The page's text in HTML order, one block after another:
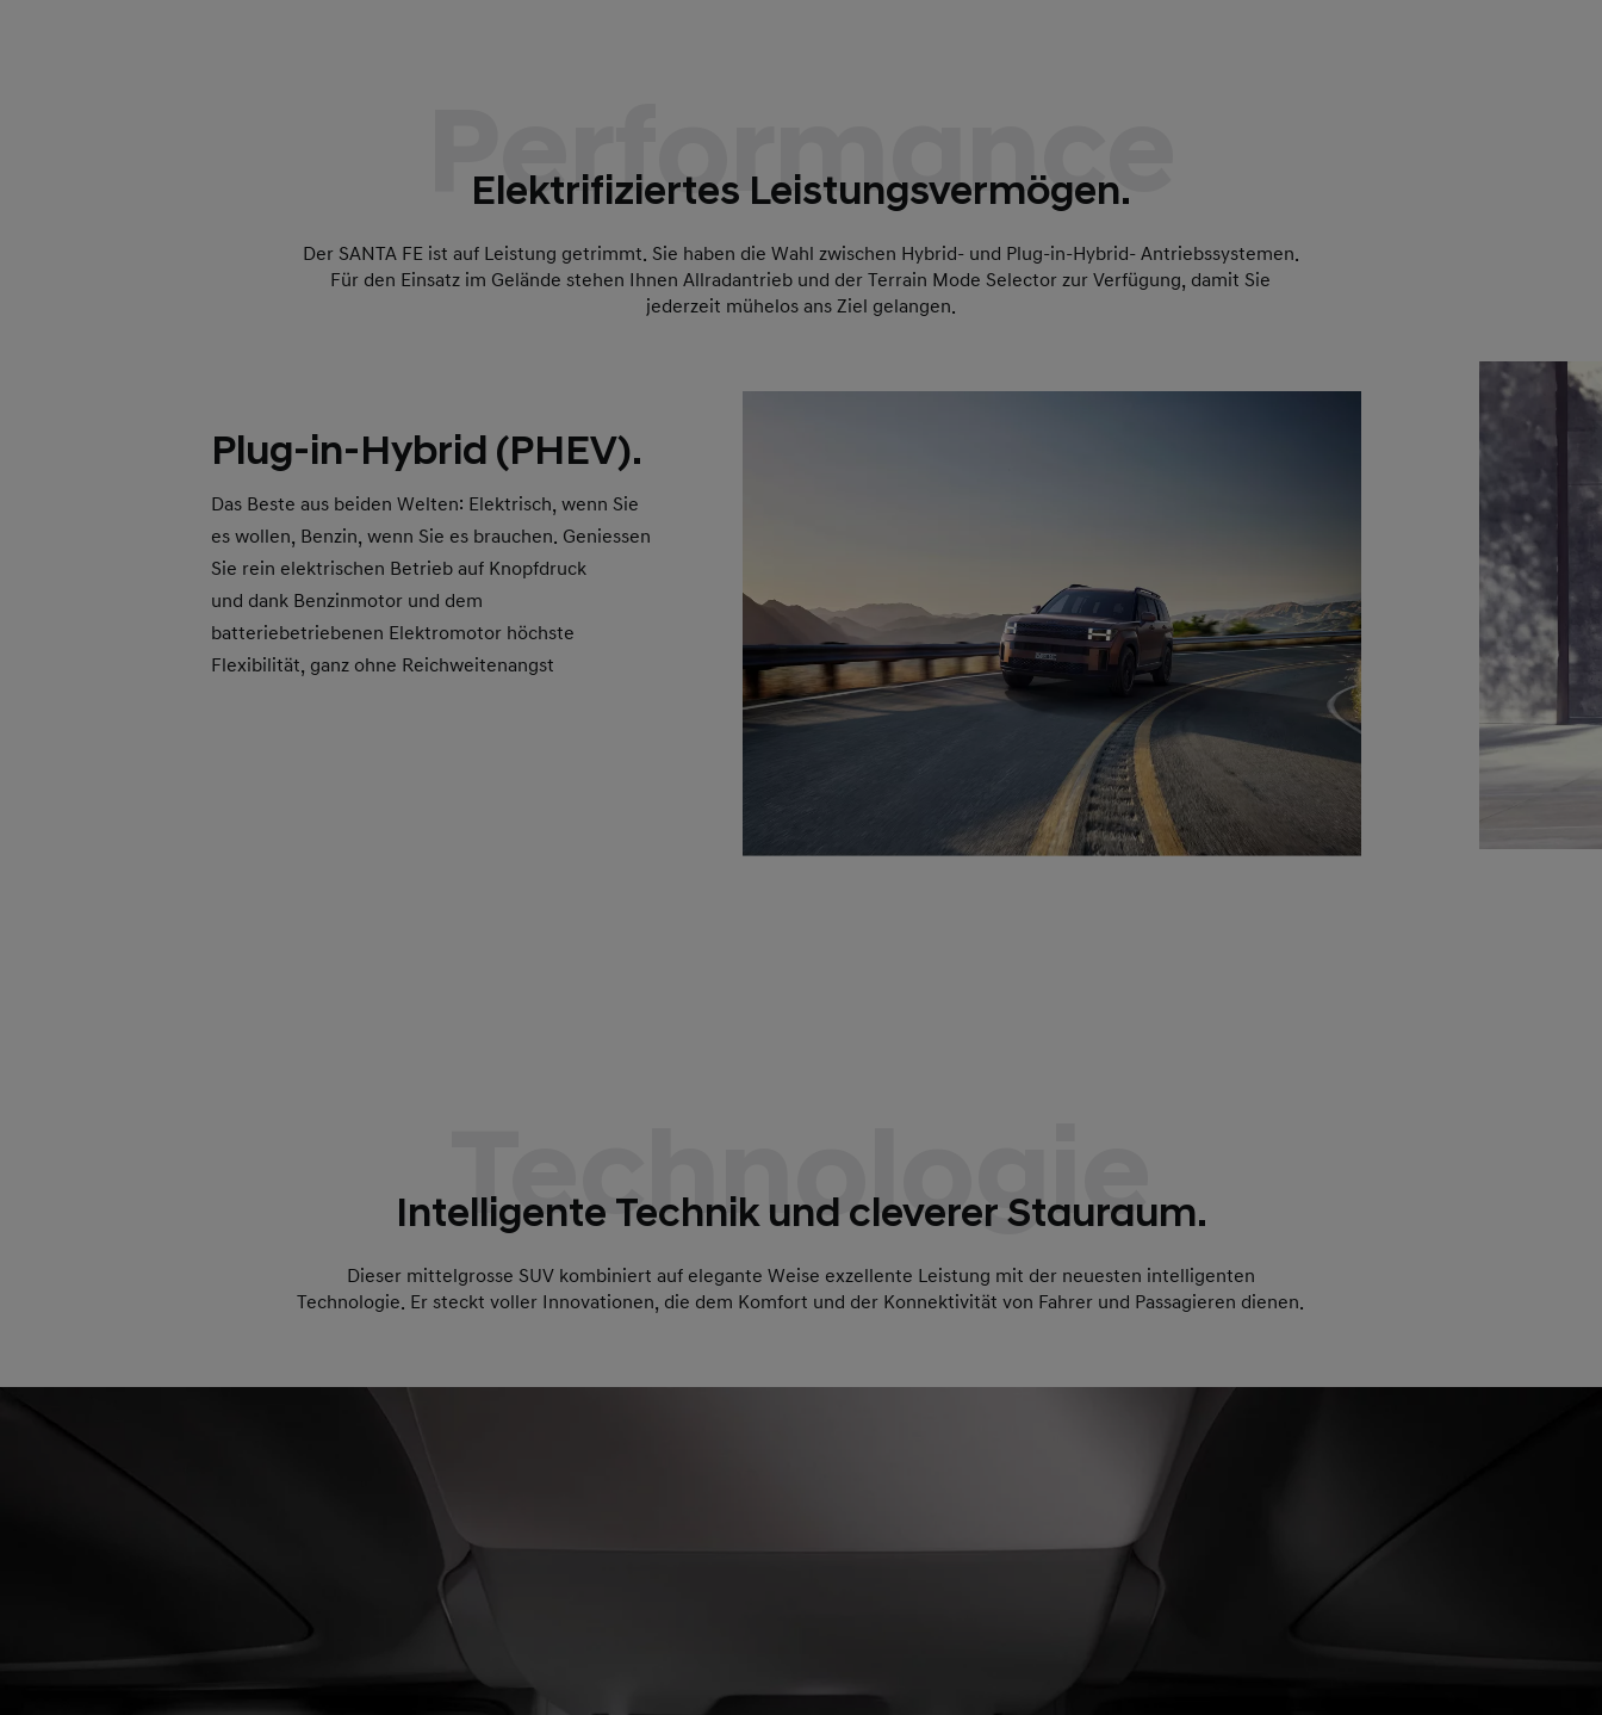
Performance
Elektrifiziertes Leistungsvermögen.
Der SANTA FE ist auf Leistung getrimmt. Sie haben die Wahl zwischen Hybrid- und Plug-in-Hybrid- Antriebssystemen.
Für den Einsatz im Gelände stehen Ihnen Allradantrieb und der Terrain Mode Selector zur Verfügung, damit Sie
jederzeit mühelos ans Ziel gelangen.
Plug-in-Hybrid (PHEV).
Das Beste aus beiden Welten: Elektrisch, wenn Sie
es wollen, Benzin, wenn Sie es brauchen. Geniessen
Sie rein elektrischen Betrieb auf Knopfdruck
und dank Benzinmotor und dem
batteriebetriebenen Elektromotor höchste
Flexibilität, ganz ohne Reichweitenangst
Technologie
Intelligente Technik und cleverer Stauraum.
Dieser mittelgrosse SUV kombiniert auf elegante Weise exzellente Leistung mit der neuesten intelligenten
Technologie. Er steckt voller Innovationen, die dem Komfort und der Konnektivität von Fahrer und Passagieren dienen.